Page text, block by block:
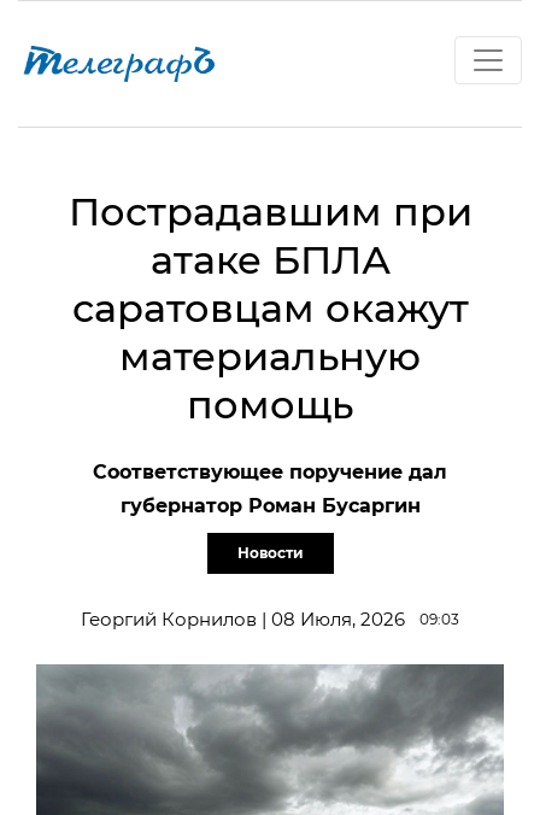
Пострадавшим при
атаке БПЛА
саратовцам окажут
материальную
помощь
Соответствующее поручение дал
губернатор Роман Бусаргин
Новости
Георгий Корнилов | 08 Июля, 2026 09:03